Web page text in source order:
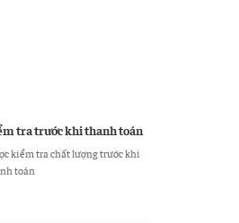
tra trước khi thanh toán
kiểm tra chất lượng trước khi
toán